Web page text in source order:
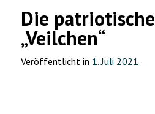
Die
„Veilchen“
Veröffentlicht in 1. Juli 2021